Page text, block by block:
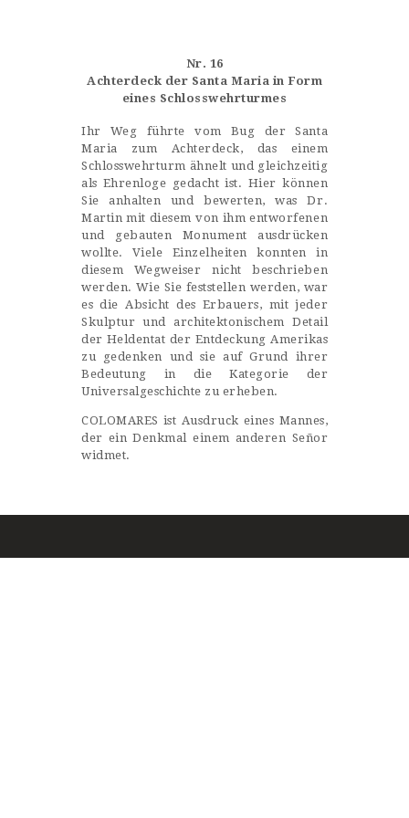
Castillo Monumento Colomares
BENALMÁDENA
INICIO
HISTORIA
CONSTRUCCIÓN
FOTOS
Nr. 16
Achterdeck der Santa Maria in Form
eines Schlosswehrturmes
Ihr Weg führte vom Bug der Santa
Maria zum Achterdeck, das einem
Schlosswehrturm ähnelt und gleichzeitig
als Ehrenloge gedacht ist. Hier können
Sie anhalten und bewerten, was Dr.
Martin mit diesem von ihm entworfenen
und gebauten Monument ausdrücken
wollte. Viele Einzelheiten konnten in
diesem Wegweiser nicht beschrieben
werden. Wie Sie feststellen werden, war
es die Absicht des Erbauers, mit jeder
Skulptur und architektonischem Detail
der Heldentat der Entdeckung Amerikas
zu gedenken und sie auf Grund ihrer
Bedeutung in die Kategorie der
Universalgeschichte zu erheben.
COLOMARES ist Ausdruck eines Mannes,
der ein Denkmal einem anderen Señor
widmet.